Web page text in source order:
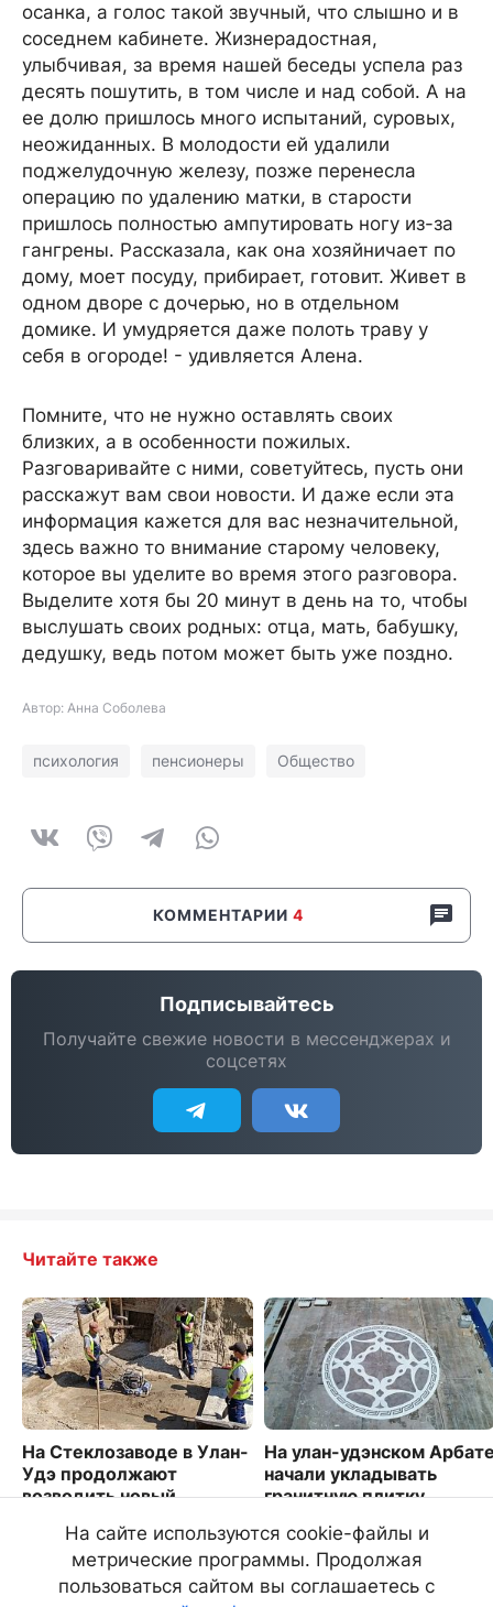
осанка, а голос такой звучный, что слышно и в
соседнем кабинете. Жизнерадостная,
улыбчивая, за время нашей беседы успела раз
десять пошутить, в том числе и над собой. А на
ее долю пришлось много испытаний, суровых,
неожиданных. В молодости ей удалили
поджелудочную железу, позже перенесла
операцию по удалению матки, в старости
пришлось полностью ампутировать ногу из-за
гангрены. Рассказала, как она хозяйничает по
дому, моет посуду, прибирает, готовит. Живет в
одном дворе с дочерью, но в отдельном
домике. И умудряется даже полоть траву у
себя в огороде! - удивляется Алена.
Помните, что не нужно оставлять своих
близких, а в особенности пожилых.
Разговаривайте с ними, советуйтесь, пусть они
расскажут вам свои новости. И даже если эта
информация кажется для вас незначительной,
здесь важно то внимание старому человеку,
которое вы уделите во время этого разговора.
Выделите хотя бы 20 минут в день на то, чтобы
выслушать своих родных: отца, мать, бабушку,
дедушку, ведь потом может быть уже поздно.
Автор: Анна Соболева
психология пенсионеры Общество
КОММЕНТАРИИ 4
Подписывайтесь
Получайте свежие новости в мессенджерах и
соцсетях
Читайте также
На Стеклозаводе в Улан-
Удэ продолжают
возводить новый
На улан-удэнском
начали укладывать
гранитную плитку
980
На сайте используются cookie-файлы и
метрические программы. Продолжая
пользоваться сайтом вы соглашаетесь с